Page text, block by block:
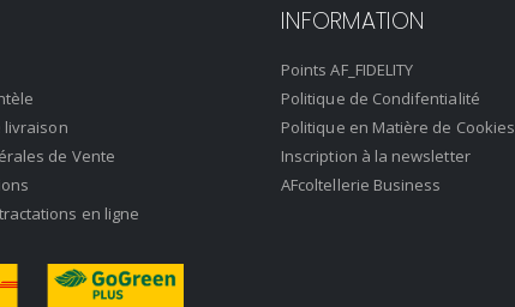
livraison
de Vente
en ligne
INFORMATION
Points AF_FIDELITY
Politique de Condifentialité
Politique en Matière de Cookies
Inscription à la newsletter
AFcoltellerie Business